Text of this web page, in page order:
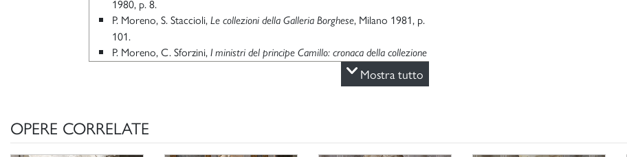
1980, p. 8.
P. Moreno, S. Staccioli, Le collezioni della Galleria Borghese, Milano 1981, p.
101.
P. Moreno, C. Sforzini, I ministri del principe Camillo: cronaca della collezione
Scienze dell’Antichità
1, 1987, p.
192, in part. pp. 188-189, nota 15.
Mostra tutto
OPERE CORRELATE